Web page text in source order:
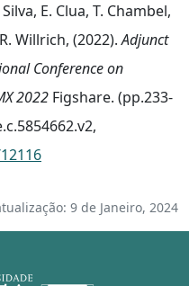
E. Clua, T. Chambel,
Willrich, (2022).Adjunct
Conference on
2022 Figshare. (pp.233-
9 de Janeiro, 2024